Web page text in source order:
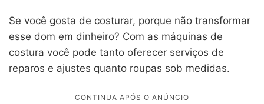
Se você gosta de costurar, porque não transformar
esse dom em dinheiro? Com as máquinas de
costura você pode tanto oferecer serviços de
reparos e ajustes quanto roupas sob medidas.